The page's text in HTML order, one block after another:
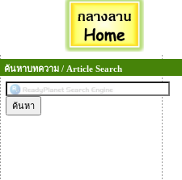
ค้นหาบทความ / Article Search